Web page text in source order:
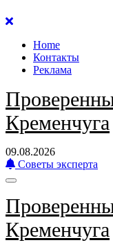
Перейти
содержанию
Home
Контакты
Реклама
Кременчуга
09.08.2026
Советы эксперта
Кременчуга